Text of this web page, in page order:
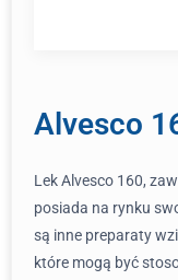
Alvesco
Lek Alvesco 160,
posiada na rynku
są inne preparaty
które mogą być